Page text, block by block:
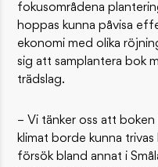
fokusområdena
hoppas kunna påvisa
ekonomi med olika
sig att samplantera bok
trädslag.
– Vi tänker oss att
klimat borde kunna
försök bland annat i